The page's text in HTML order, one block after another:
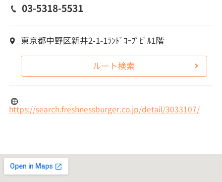
03-5318-5531
東京都中野区新井2-1-1ﾗﾝﾄﾞｺｰﾌﾟﾋﾞﾙ1階
ルート検索
https://search.freshnessburger.co.jp/detail/3033107/